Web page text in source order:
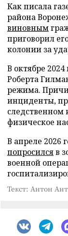
Как писала
района
виновным
приговорил
колонии за
В октябре
Роберта
режима.
инциденты,
следственном
физическое
В апреле 2026
попросилсяв
военной
Текст: Антон